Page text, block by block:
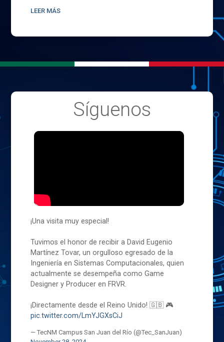
LEER MÁS
Síguenos
¡Una visita muy especial!
Tuvimos el honor de recibir a David Eugenio
Martínez Tovar, un orgulloso egresado de la
Ingeniería en Sistemas Computacionales, quien
actualmente se desempeña como Game
Designer y Producer en FRVR.
¡Directamente desde el Reino Unido! 🇬🇧 🎮
pic.twitter.com/LmYJGXsCiJ
— TecNM Campus San Juan del Río (@Tec_SanJuan)